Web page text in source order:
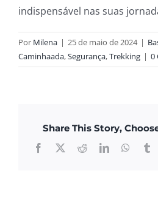
indispensável nas suas
Por Milena | 25 de maio de 2024 |
Caminhaada,Segurança,Trekking | 0
Share This Story,
Facebook
X RedditLinkedIn